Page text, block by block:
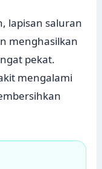
lapisan saluran
menghasilkan
pekat.
mengalami